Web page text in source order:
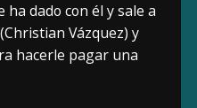
ha dado con él y sale a
Vázquez) y
hacerle pagar una